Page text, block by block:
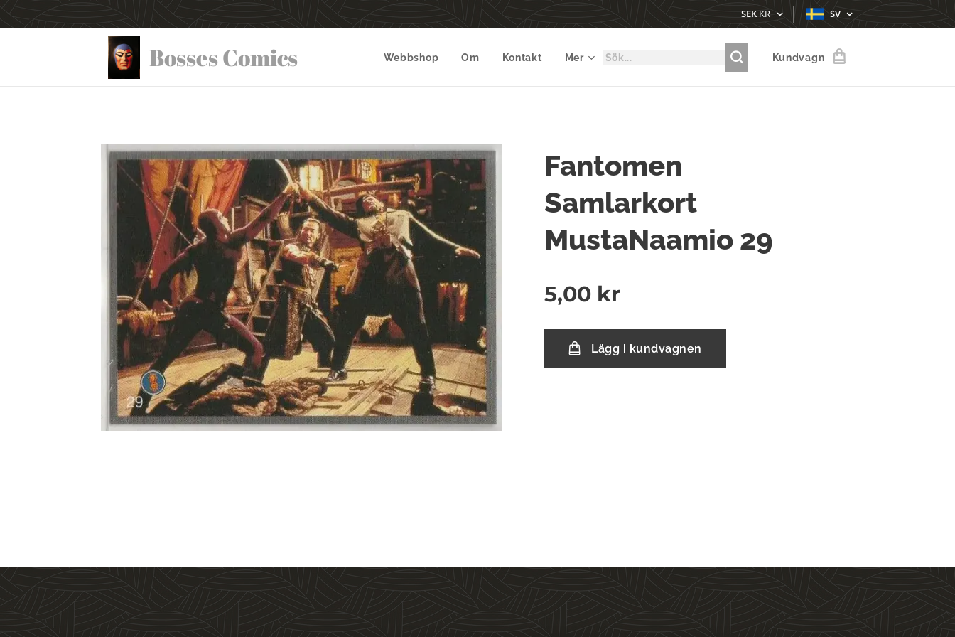
SEKKR SV
Bosses Comics Webbshop Om Kontakt Mer Kundvagn
Fantomen
Samlarkort
MustaNaamio 29
5,00 kr
Lägg i kundvagnen